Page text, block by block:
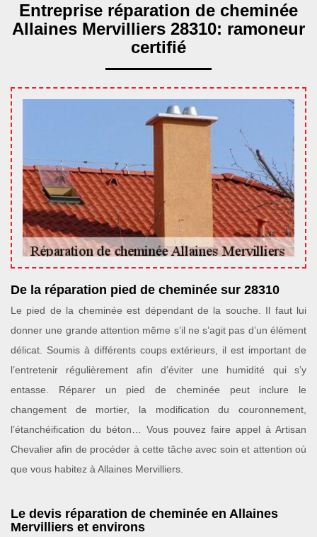
Entreprise réparation de cheminée
Allaines Mervilliers 28310: ramoneur
certifié
De la réparation pied de cheminée sur 28310
Le pied de la cheminée est dépendant de la souche. Il faut lui
donner une grande attention même s’il ne s’agit pas d’un élément
délicat. Soumis à différents coups extérieurs, il est important de
l’entretenir régulièrement afin d’éviter une humidité qui s’y
entasse. Réparer un pied de cheminée peut inclure le
changement de mortier, la modification du couronnement,
l’étanchéification du béton… Vous pouvez faire appel à Artisan
Chevalier afin de procéder à cette tâche avec soin et attention où
que vous habitez à Allaines Mervilliers.
Le devis réparation de cheminée en Allaines
Mervilliers et environs